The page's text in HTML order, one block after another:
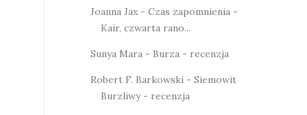
Joanna Jax - Czas zapomnienia -
Kair, czwarta rano...
Sunya Mara - Burza - recenzja
Robert F. Barkowski - Siemowit
Burzliwy - recenzja